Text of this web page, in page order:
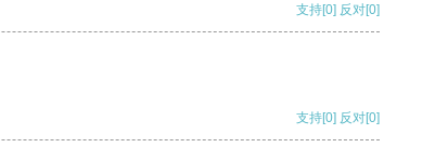
支持[0] 反对[0]
支持[0] 反对[0]